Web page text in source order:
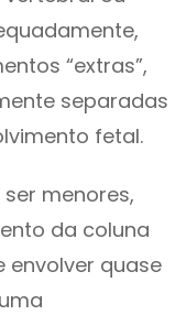
“extras”,
separadas
fetal.
menores,
da coluna
envolver quase